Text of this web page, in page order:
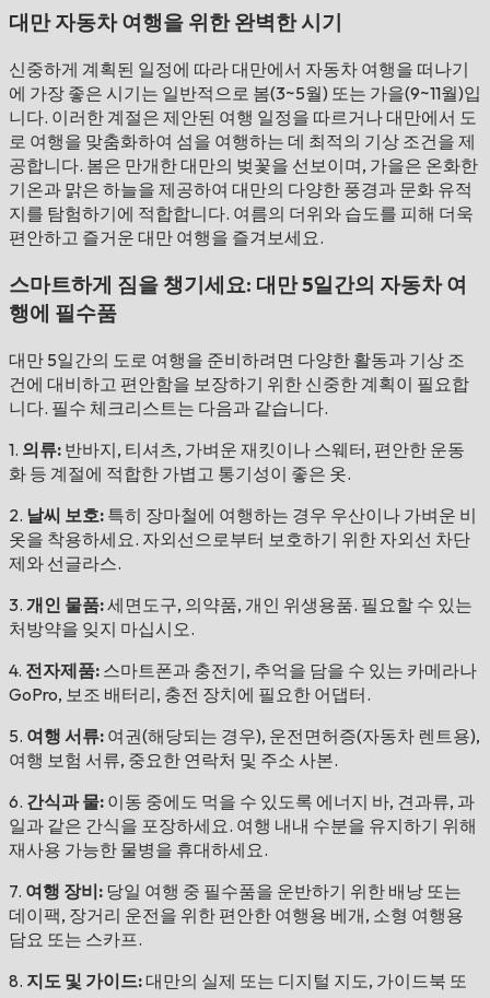
대만 자동차 여행을 위한 완벽한 시기
신중하게 계획된 일정에 따라 대만에서 자동차 여행을 떠나기
에 가장 좋은 시기는 일반적으로 봄(3~5월) 또는 가을(9~11월)입
니다. 이러한 계절은 제안된 여행 일정을 따르거나 대만에서 도
로 여행을 맞춤화하여 섬을 여행하는 데 최적의 기상 조건을 제
공합니다. 봄은 만개한 대만의 벚꽃을 선보이며, 가을은 온화한
기온과 맑은 하늘을 제공하여 대만의 다양한 풍경과 문화 유적
지를 탐험하기에 적합합니다. 여름의 더위와 습도를 피해 더욱
편안하고 즐거운 대만 여행을 즐겨보세요.
스마트하게 짐을 챙기세요: 대만 5일간의 자동차 여
행에 필수품
대만 5일간의 도로 여행을 준비하려면 다양한 활동과 기상 조
건에 대비하고 편안함을 보장하기 위한 신중한 계획이 필요합
니다. 필수 체크리스트는 다음과 같습니다.
1. 의류: 반바지, 티셔츠, 가벼운 재킷이나 스웨터, 편안한 운동
화 등 계절에 적합한 가볍고 통기성이 좋은 옷.
2. 날씨 보호: 특히 장마철에 여행하는 경우 우산이나 가벼운 비
옷을 착용하세요. 자외선으로부터 보호하기 위한 자외선 차단
제와 선글라스.
3. 개인 물품:세면도구, 의약품, 개인 위생용품. 필요할 수 있는
처방약을 잊지 마십시오.
4. 전자제품: 스마트폰과 충전기, 추억을 담을 수 있는 카메라나
GoPro, 보조 배터리, 충전 장치에 필요한 어댑터.
5. 여행 서류: 여권(해당되는 경우), 운전면허증(자동차 렌트용),
여행 보험 서류, 중요한 연락처 및 주소 사본.
6. 간식과 물: 이동 중에도 먹을 수 있도록 에너지 바, 견과류, 과
일과 같은 간식을 포장하세요. 여행 내내 수분을 유지하기 위해
재사용 가능한 물병을 휴대하세요.
7. 여행 장비: 당일 여행 중 필수품을 운반하기 위한 배낭 또는
데이팩, 장거리 운전을 위한 편안한 여행용 베개, 소형 여행용
담요 또는 스카프.
8. 지도 및 가이드:대만의 실제 또는 디지털 지도, 가이드북 또